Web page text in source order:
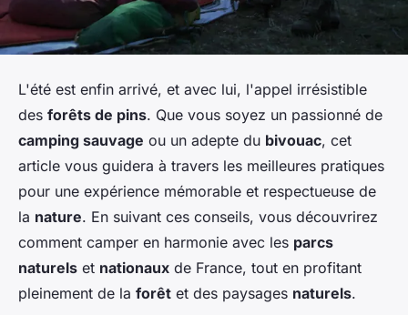
L'été est enfin arrivé, et avec lui, l'appel irrésistible
des forêts de pins. Que vous soyez un passionné de
camping sauvage ou un adepte du bivouac, cet
article vous guidera à travers les meilleures pratiques
pour une expérience mémorable et respectueuse de
la nature. En suivant ces conseils, vous découvrirez
comment camper en harmonie avec les parcs
naturels et nationaux de France, tout en profitant
pleinement de la forêt et des paysages naturels.